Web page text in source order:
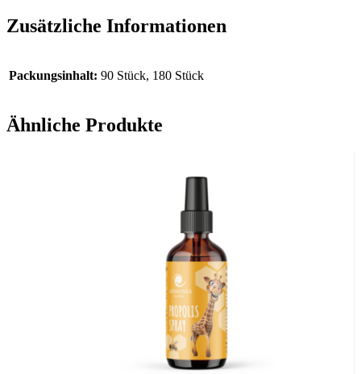
Zusätzliche Informationen
Packungsinhalt: 90 Stück, 180 Stück
Ähnliche Produkte